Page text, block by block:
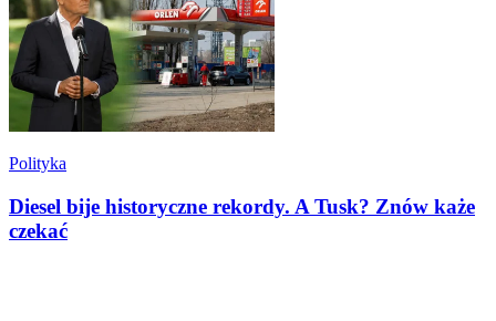
Polityka
Diesel bije historyczne rekordy. A Tusk? Znów każe
czekać